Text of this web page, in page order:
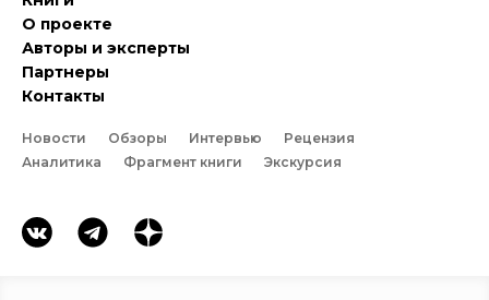
О проекте
Авторы и эксперты
Партнеры
Контакты
Новости Обзоры Интервью
Рецензия
Аналитика
Фрагмент книги Экскурсия